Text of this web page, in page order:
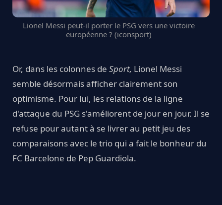
Lionel Messi peut-il porter le PSG vers une victoire
européenne ? (iconsport)
Or, dans les colonnes de Sport, Lionel Messi
semble désormais afficher clairement son
optimisme. Pour lui, les relations de la ligne
d'attaque du PSG s'améliorent de jour en jour. Il se
refuse pour autant à se livrer au petit jeu des
comparaisons avec le trio qui a fait le bonheur du
FC Barcelone de Pep Guardiola.